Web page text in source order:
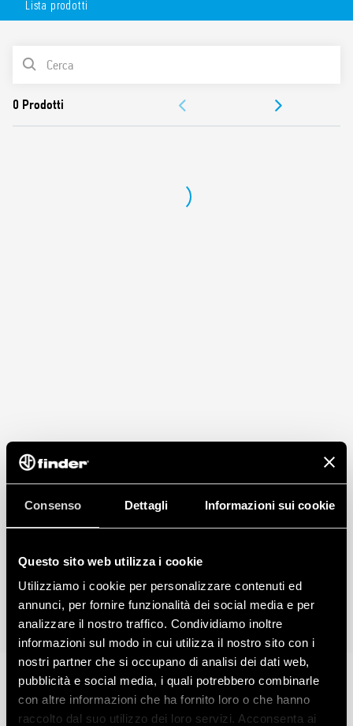
Consenso Dettagli Informazioni sui cookie
Questo sito web utilizza i cookie
Utilizziamo i cookie per personalizzare contenuti ed
annunci, per fornire funzionalità dei social media e per
analizzare il nostro traffico. Condividiamo inoltre
informazioni sul modo in cui utilizza il nostro sito con i
nostri partner che si occupano di analisi dei dati web,
pubblicità e social media, i quali potrebbero combinarle
con altre informazioni che ha fornito loro o che hanno
raccolto dal suo utilizzo dei loro servizi. Acconsenta ai
ampio angolo di rilevazione. Montaggio facilitato.
Lista prodotti
LISTA PRODOTTI
OMOLOGAZIONI